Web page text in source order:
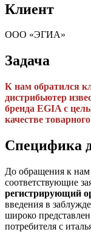
Клиент
ООО «ЭГИА»
Задача
К нам обратился
дистрибьютер
бренда EGIA с
качестве
Специфика
До обращения к
соответствующие
регистрирующий
введения в
широко
потребителя с